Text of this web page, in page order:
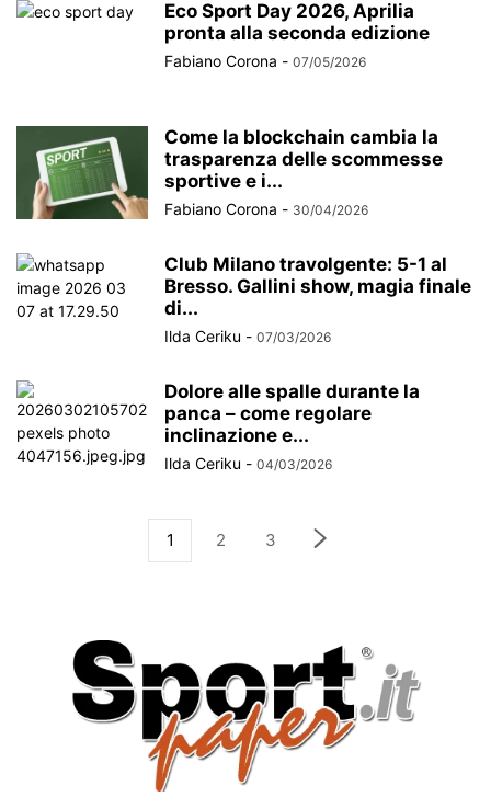
Eco Sport Day 2026, Aprilia
pronta alla seconda edizione
Fabiano Corona - 07/05/2026
Come la blockchain cambia la
trasparenza delle scommesse
sportive e i...
Fabiano Corona - 30/04/2026
Club Milano travolgente: 5-1 al
Bresso. Gallini show, magia finale
di...
Ilda Ceriku - 07/03/2026
Dolore alle spalle durante la
panca – come regolare
inclinazione e...
Ilda Ceriku - 04/03/2026
1 2 3